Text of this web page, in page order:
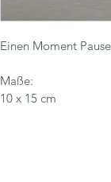
Einen Moment
Maße:
10 x 15 cm